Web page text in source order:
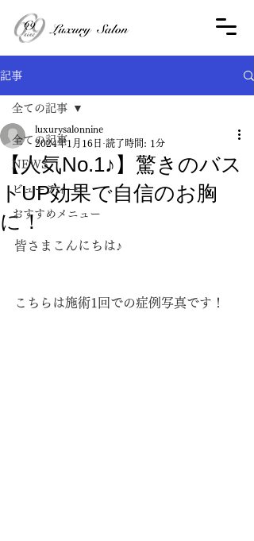
記事
全ての記事
NEWS
ビューティー
おすすめメニュー
全ての記事
【人気No.1♪】驚きのバス
トUP効果で自信のお胸
に！
luxurysalonnine
2024年1月16日 読了時間: 1分
皆さまこんにちは♪
こちらは施術1回での症例写真です！